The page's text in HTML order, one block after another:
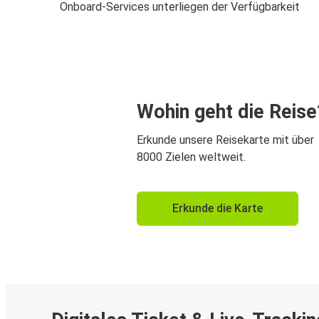
Onboard-Services unterliegen der Verfügbarkeit
Wohin geht die
Erkunde unsere Reisekarte mit über
8000 Zielen weltweit.
Erkunde die Karte